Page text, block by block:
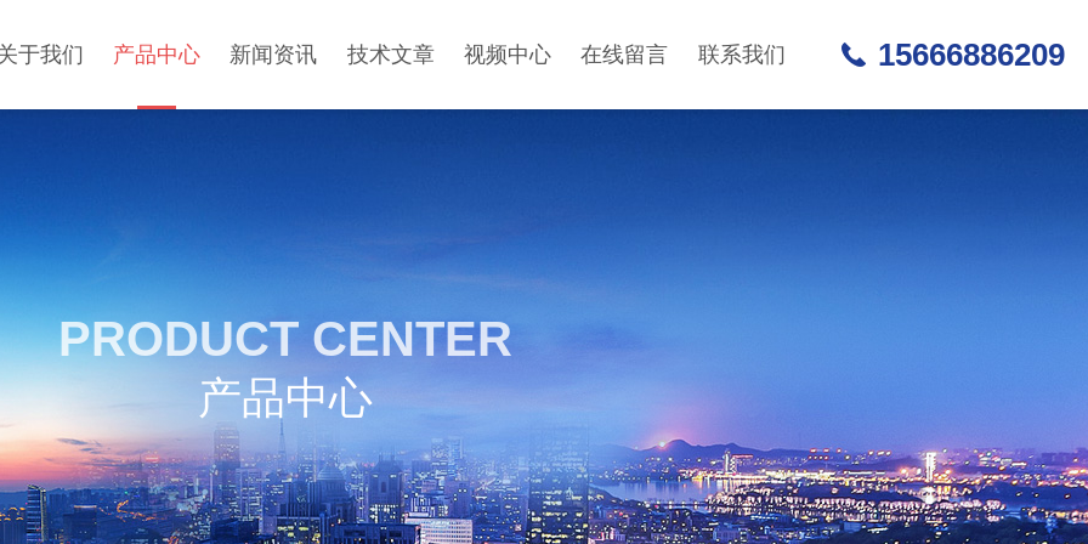
于我们 产品中心 新闻资讯 技术文章 视频中心 在线留言 联系我们 15666886209
PRODUCT CENTER
产品中心